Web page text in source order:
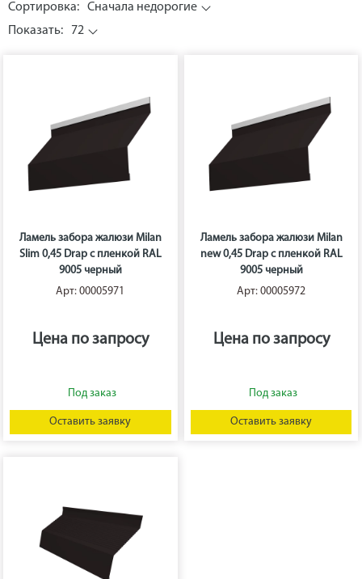
Сортировка:
Сначала недорогие
Показать:
72
Ламель забора жалюзи Milan
Slim 0,45 Drap с пленкой RAL
9005 черный
Арт: 00005971
Цена по запросу
Оставить заявку
Ламель забора жалюзи Milan
new 0,45 Drap с пленкой RAL
9005 черный
Арт: 00005972
Цена по запросу
Оставить заявку